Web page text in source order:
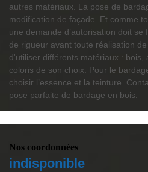
autres matériaux. La pose de
modification de façade. Et comme
une demande d’autorisation doit
de rigueur avant toute réalisation
d'utiliser différents matériaux :
coloris de son choix. Pour le
choisir l’essence et la teinture.
pose parfaite de bardage en bois.
Nos coordonnées
indisponible